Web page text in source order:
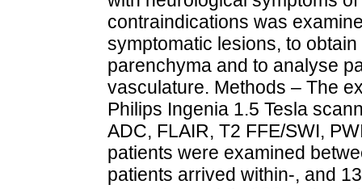
contraindications was
symptomatic lesions, to
parenchyma and to analyse
vasculature. Methods – The
Philips Ingenia 1.5 Tesla
ADC, FLAIR, T2 FFE/SWI,
patients were examined
patients arrived within-, and